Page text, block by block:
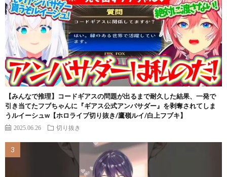
【みんなで推理】コードギアスの問題が出るまで耐久した結果、一発で
引き当てたフブちゃんに『ギアス公式アンバサダー』を剥奪されてしま
うルイーシュw【ホロライブ切り抜き/鷹嶺ルイ/白上フブキ】
2025.06.26 切り抜き